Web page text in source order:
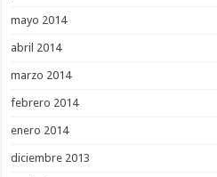
mayo 2014
abril 2014
marzo 2014
febrero 2014
enero 2014
diciembre 2013